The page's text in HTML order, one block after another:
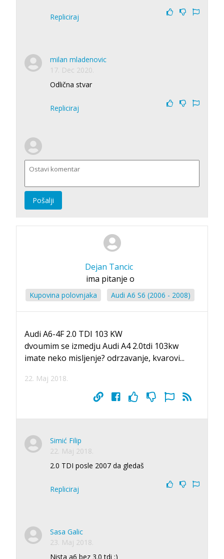
Repliciraj
milan mladenovic
17. Dec 2020.
Odlična stvar
Repliciraj
Pošalji
Dejan Tancic
ima pitanje o
Kupovina polovnjaka Audi A6 S6 (2006 - 2008)
Audi A6-4F 2.0 TDI 103 KW
dvoumim se izmedju Audi A4 2.0tdi 103kw
imate neko misljenje? odrzavanje, kvarovi...
22. Maj 2018.
Simić Filip
22. Maj 2018.
2.0 TDI posle 2007 da gledaš
Repliciraj
Sasa Galic
23. Maj 2018.
Nista a6 bez 3.0 tdi :)